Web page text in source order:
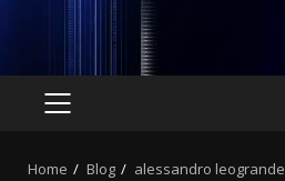
PRIMARY
Home Blog alessandro leogrande